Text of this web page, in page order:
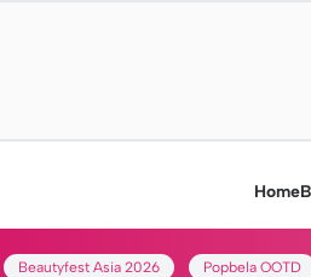
Home
Beautyfest Asia 2026 Popbela OOTD